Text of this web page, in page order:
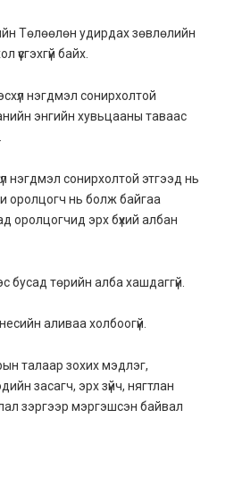
Төлөөлөн удирдах зөвлөлийн
байх.
нэгдмэл сонирхолтой
энгийн хувьцааны таваас
нэгдмэл сонирхолтой этгээд нь
оролцогч нь болж байгаа
оролцогчид эрх бүхий албан
бусад төрийн алба хашдаггүй.
аливаа холбоогүй.
талаар зохих мэдлэг,
засагч, эрх зүйч, нягтлан
зэргээр мэргэшсэн байвал